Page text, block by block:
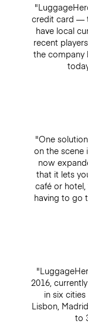
credit card —
have local
recent
the company
"One
on the scene
now
that it lets
café or
having to go
2016,
in six
Lisbon,
to